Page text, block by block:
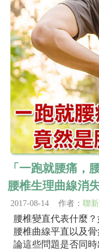
「一跑就腰痛，
腰椎生理曲線消
2017-08-14 作者： 聯
腰椎變直代表什麼
腰椎曲線平直以及
論這些問題是否同